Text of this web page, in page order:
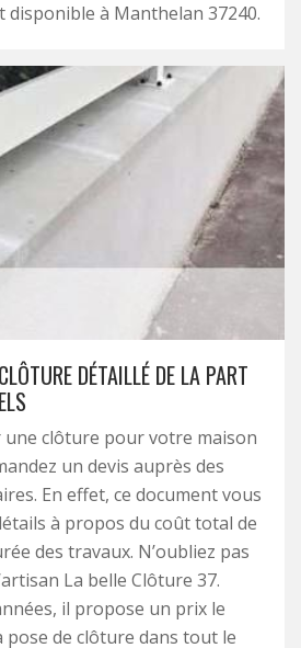
à Manthelan 37240.
DÉTAILLÉ DE LA PART
une clôture pour votre maison
un devis auprès des
En effet, ce document vous
à propos du coût total de
des travaux. N’oubliez pas
La belle Clôture 37.
il propose un prix le
de clôture dans tout le